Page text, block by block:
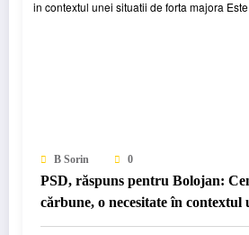
B Sorin 0
PSD, răspuns pentru Bolojan:
cărbune, o necesitate în contextul
forță majoră. Este…